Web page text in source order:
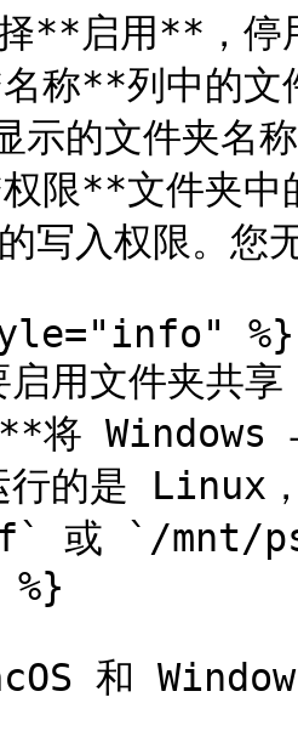
示的文件夹名
写入权限。您
%}
用文件夹共
**将
的是 Linux，
或 `/mnt/
和